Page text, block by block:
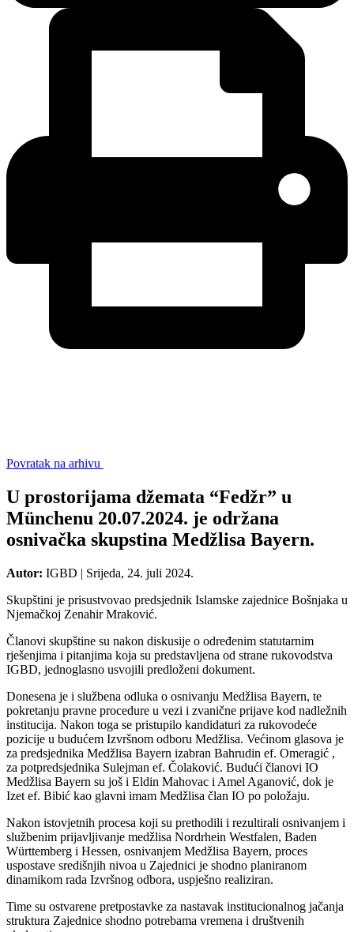
Povratak na arhivu
U prostorijama džemata “Fedžr” u
Münchenu 20.07.2024. je održana
osnivačka skupstina Medžlisa Bayern.
Autor: IGBD | Srijeda, 24. juli 2024.
Skupštini je prisustvovao predsjednik Islamske zajednice Bošnjaka u
Njemačkoj Zenahir Mraković.
Članovi skupštine su nakon diskusije o određenim statutarnim
rješenjima i pitanjima koja su predstavljena od strane rukovodstva
IGBD, jednoglasno usvojili predloženi dokument.
Donesena je i službena odluka o osnivanju Medžlisa Bayern, te
pokretanju pravne procedure u vezi i zvanične prijave kod nadležnih
institucija. Nakon toga se pristupilo kandidaturi za rukovodeće
pozicije u budućem Izvršnom odboru Medžlisa. Većinom glasova je
za predsjednika Medžlisa Bayern izabran Bahrudin ef. Omeragić ,
za potpredsjednika Sulejman ef. Čolaković. Budući članovi IO
Medžlisa Bayern su još i Eldin Mahovac i Amel Aganović, dok je
Izet ef. Bibić kao glavni imam Medžlisa član IO po položaju.
Nakon istovjetnih procesa koji su prethodili i rezultirali osnivanjem i
službenim prijavljivanje medžlisa Nordrhein Westfalen, Baden
Württemberg i Hessen, osnivanjem Medžlisa Bayern, proces
uspostave središnjih nivoa u Zajednici je shodno planiranom
dinamikom rada Izvršnog odbora, uspješno realiziran.
Time su ostvarene pretpostavke za nastavak institucionalnog jačanja
struktura Zajednice shodno potrebama vremena i društvenih